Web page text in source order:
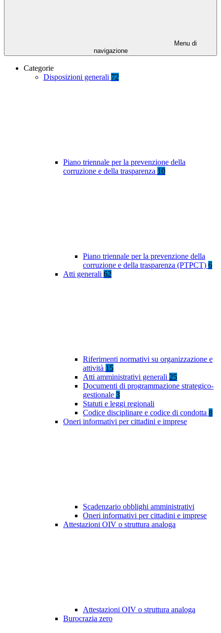
Menu di
navigazione
Categorie
Disposizioni generali 72
Piano triennale per la prevenzione della
corruzione e della trasparenza 10
Piano triennale per la prevenzione della
corruzione e della trasparenza (PTPCT) 6
Atti generali 62
Riferimenti normativi su organizzazione e
attività 15
Atti amministrativi generali 25
Documenti di programmazione strategico-
gestionale 3
Statuti e leggi regionali
Codice disciplinare e codice di condotta 8
Oneri informativi per cittadini e imprese
Scadenzario obblighi amministrativi
Oneri informativi per cittadini e imprese
Attestazioni OIV o struttura analoga
Attestazioni OIV o struttura analoga
Burocrazia zero